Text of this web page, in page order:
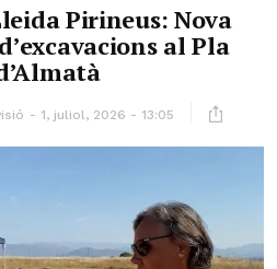
Pirineus: Nova
al Pla
1, juliol, 2026 - 13:05